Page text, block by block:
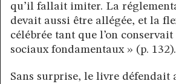
qu’il fallait imiter. La
devait aussi être allégée, et la
célébrée tant que l’on
sociaux fondamentaux » (p. 132).
Sans surprise, le livre défendait